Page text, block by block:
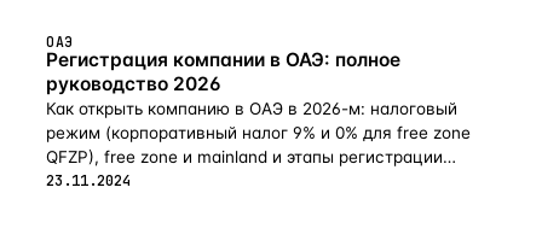
ОАЭ
Регистрация компании в ОАЭ: полное
руководство 2026
Как открыть компанию в ОАЭ в 2026-м: налоговый
режим (корпоративный налог 9% и 0% для free zone
QFZP), free zone и mainland и этапы регистрации
бизнеса.
23.11.2024